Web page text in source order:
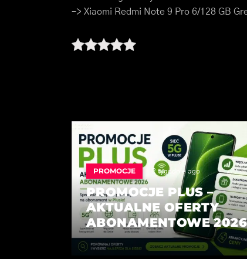
–> Xiaomi Redmi Note 9 Pro 6/128 GB
PROMOCJE 2 tygodnie ago
PROMOCJE PLUS –
AKTUALNE OFERTY
ABONAMENTOWE 2026